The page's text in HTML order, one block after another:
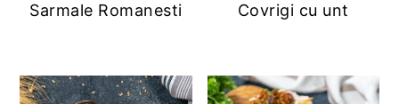
Sarmale Romanesti Covrigi cu unt